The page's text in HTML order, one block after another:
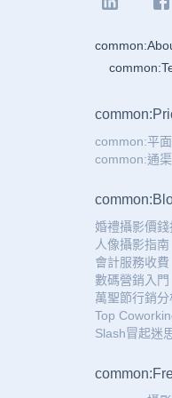
common:平
common:通渠
婚禮攝影價錢
人像攝影指南
會計服務收費
數碼營銷入門
萬聖節行銷分
Top
Slash冒起迷